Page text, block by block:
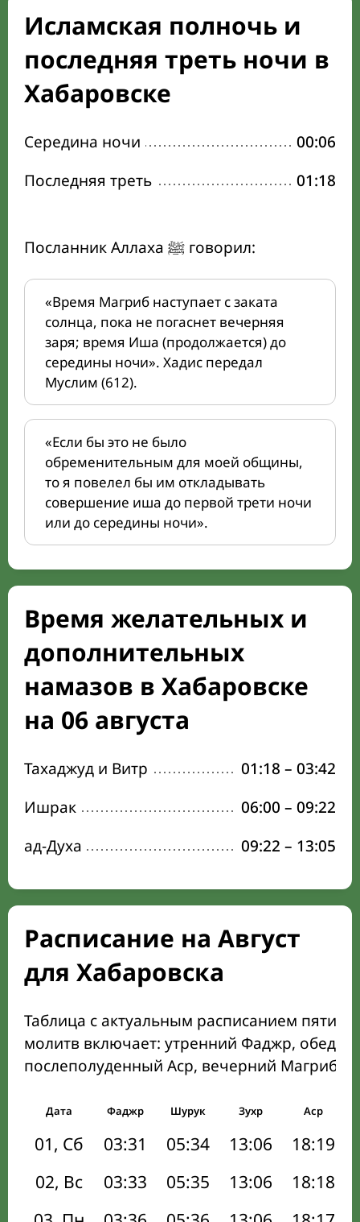
Исламская полночь и
последняя треть ночи в
Хабаровске
Середина ночи
00:06
Последняя треть
01:18
Посланник Аллаха ﷺ говорил:
«Время Магриб наступает с заката
солнца, пока не погаснет вечерняя
заря; время Иша (продолжается) до
середины ночи». Хадис передал
Муслим (612).
«Если бы это не было
обременительным для моей общины,
то я повелел бы им откладывать
совершение иша до первой трети ночи
или до середины ночи».
Время желательных и
дополнительных
намазов в Хабаровске
на 06 августа
Тахаджуд и Витр 01:18 – 03:42
Ишрак
06:00 – 09:22
ад-Духа
09:22 – 13:05
Расписание на Август
для Хабаровска
Таблица с актуальным расписанием пяти
молитв включает: утренний Фаджр,
послеполуденный Аср, вечерний Магриб
Дата Фаджр Шурук Зухр Аср
01, Сб 03:31 05:34 13:06 18:19
02, Вс
03:33 05:35 13:06 18:18